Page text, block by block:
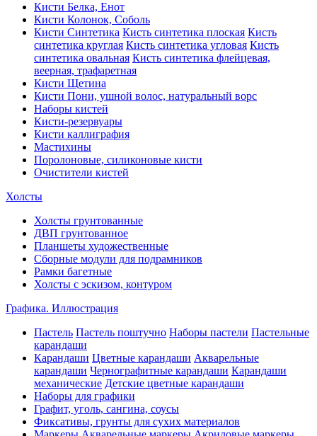
Кисти Белка, Енот
Кисти Колонок, Соболь
Кисти Синтетика Кисть синтетика плоская Кисть
синтетика круглая Кисть синтетика угловая Кисть
синтетика овальная Кисть синтетика флейцевая,
веерная, трафаретная
Кисти Щетина
Кисти Пони, ушной волос, натуральный ворс
Наборы кистей
Кисти-резервуары
Кисти каллиграфия
Мастихины
Поролоновые, силиконовые кисти
Очистители кистей
Холсты
Холсты грунтованные
ДВП грунтованное
Планшеты художественные
Сборные модули для подрамников
Рамки багетные
Холсты c эскизом, контуром
Графика. Иллюстрация
Пастель Пастель поштучно Наборы пастели Пастельные
карандаши
Карандаши Цветные карандаши Акварельные
карандаши Чернографитные карандаши Карандаши
механические Детские цветные карандаши
Наборы для графики
Графит, уголь, сангина, соусы
Фиксативы, грунты для сухих материалов